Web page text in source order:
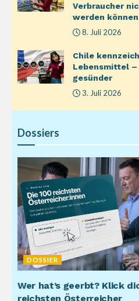
Verbraucher
werden können
8. Juli 2026
Chile
Lebensmittel
gesünder
3. Juli 2026
Dossiers
DOSSIER
Wer hat’s geerbt? Klick
reichsten Österreicher